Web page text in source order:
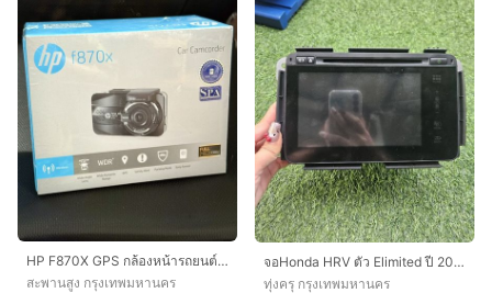
HP F870X GPS กล้องหน้ารถยนต์ ฟรี Micro SD 32GB
สะพานสูง กรุงเทพมหานคร
จอHonda HRV ตัว Elimited ปี 2016 มีจอ+กล้องหลัง ใช้งานปกติขนาด7นิ้ว 📌​ราคารวมส่งขนส่งนะคะ
ทุ่งครุ กรุงเทพมหานคร